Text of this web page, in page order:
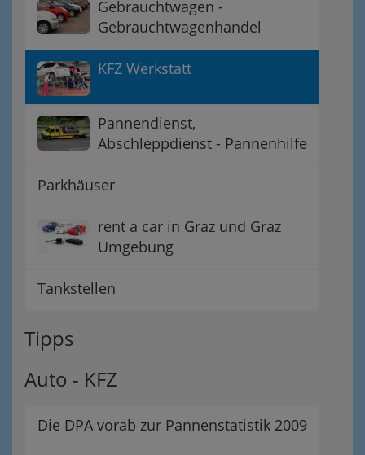
Gebrauchtwagen -
Gebrauchtwagenhandel
KFZ Werkstatt
Pannendienst,
Abschleppdienst - Pannenhilfe
Parkhäuser
rent a car in Graz und Graz
Umgebung
Tankstellen
Tipps
Auto - KFZ
Die DPA vorab zur Pannenstatistik 2009